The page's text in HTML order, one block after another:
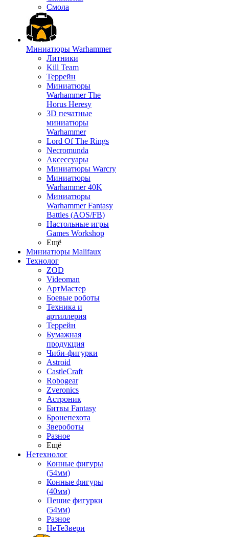
Смола
Миниатюры Warhammer
Литники
Kill Team
Террейн
Миниатюры
Warhammer The
Horus Heresy
3D печатные
миниатюры
Warhammer
Lord Of The Rings
Necromunda
Аксессуары
Миниатюры Warcry
Миниатюры
Warhammer 40K
Миниатюры
Warhammer Fantasy
Battles (AOS/FB)
Настольные игры
Games Workshop
Ещё
Миниатюры Malifaux
Технолог
ZOD
Videoman
АртМастер
Боевые роботы
Техника и
артиллерия
Террейн
Бумажная
продукция
Чиби-фигурки
Astroid
CastleCraft
Robogear
Zveronics
Астроник
Битвы Fantasy
Бронепехота
Звероботы
Разное
Ещё
Нетехнолог
Конные фигуры
(54мм)
Конные фигуры
(40мм)
Пешие фигурки
(54мм)
Разное
НеТеЗвери